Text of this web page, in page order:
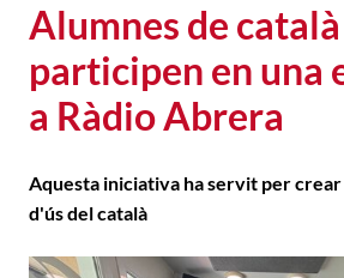
Alumnes de català
participen en una
a Ràdio Abrera
Aquesta iniciativa ha servit per
d'ús del català